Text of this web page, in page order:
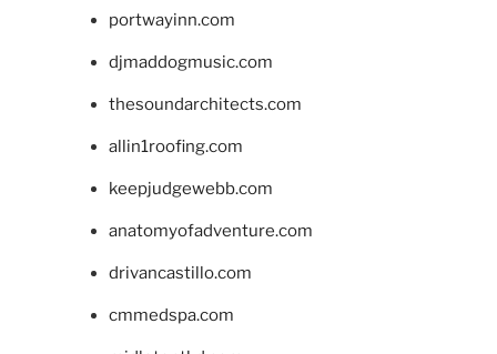
portwayinn.com
djmaddogmusic.com
thesoundarchitects.com
allin1roofing.com
keepjudgewebb.com
anatomyofadventure.com
drivancastillo.com
cmmedspa.com